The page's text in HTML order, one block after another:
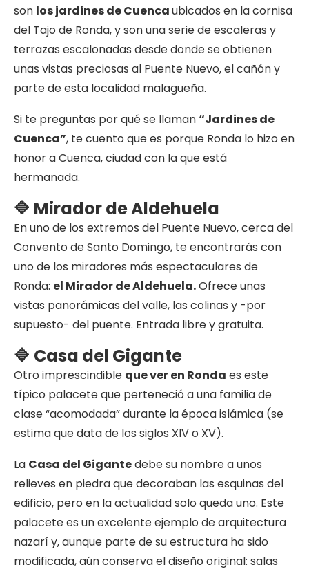
son los jardines de Cuencaubicados en la cornisa
del Tajo de Ronda, y son una serie de escaleras y
terrazas escalonadas desde donde se obtienen
unas vistas preciosas al Puente Nuevo, el cañón y
parte de esta localidad malagueña.
Si te preguntas por qué se llaman“Jardines de
Cuenca”, te cuento que es porque Ronda lo hizo en
honor a Cuenca, ciudad con la que está
hermanada.
🔷 Mirador de Aldehuela
En uno de los extremos del Puente Nuevo, cerca del
Convento de Santo Domingo, te encontrarás con
uno de los miradores más espectaculares de
Ronda: el Mirador de Aldehuela.Ofrece unas
vistas panorámicas del valle, las colinas y -por
supuesto- del puente. Entrada libre y gratuita.
🔷 Casa del Gigante
Otro imprescindible que ver en Ronda es este
típico palacete que perteneció a una familia de
clase “acomodada” durante la época islámica (se
estima que data de los siglos XIV o XV).
La Casa del Gigantedebe su nombre a unos
relieves en piedra que decoraban las esquinas del
edificio, pero en la actualidad solo queda uno. Este
palacete es un excelente ejemplo de arquitectura
nazarí y, aunque parte de su estructura ha sido
modificada, aún conserva el diseño original: salas